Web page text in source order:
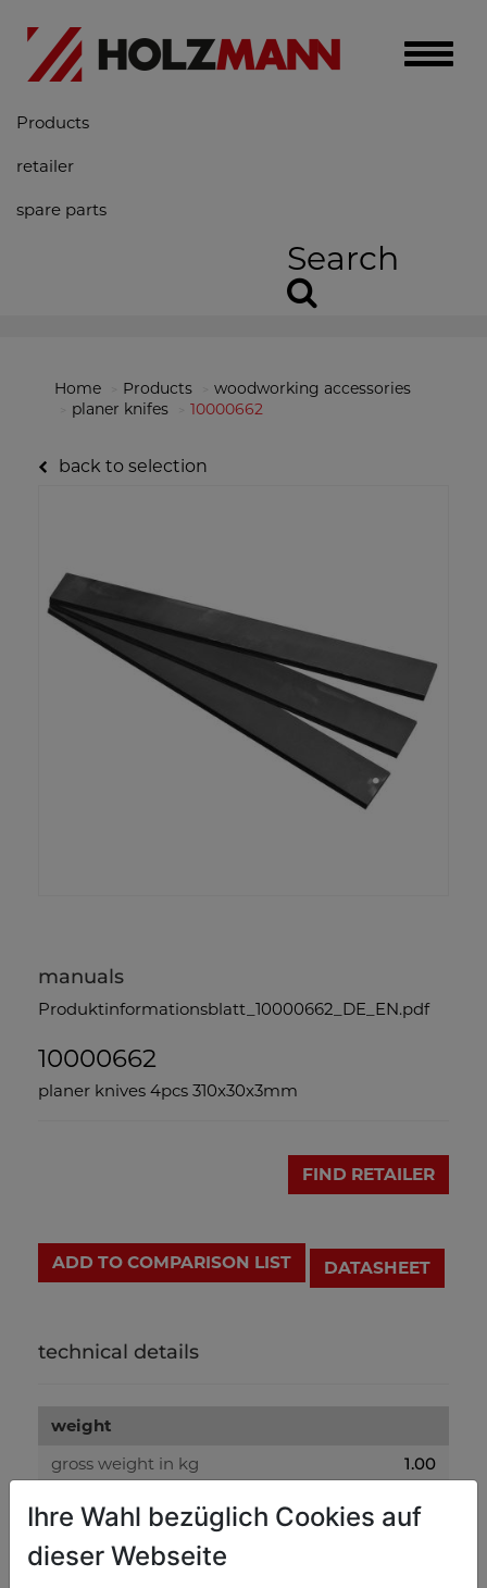
Toggle
Products
retailer
spare parts
Search
Home Products
woodworking accessories
planer knifes
10000662
back to selection
manuals
Produktinformationsblatt_10000662_DE_EN.pdf
10000662
planer knives 4pcs 310x30x3mm
FIND RETAILER
ADD TO COMPARISON LIST DATASHEET
technical details
weight
gross weight in kg
1.00
0.91
packaging
Ihre Wahl bezüglich Cookies auf
dieser Webseite